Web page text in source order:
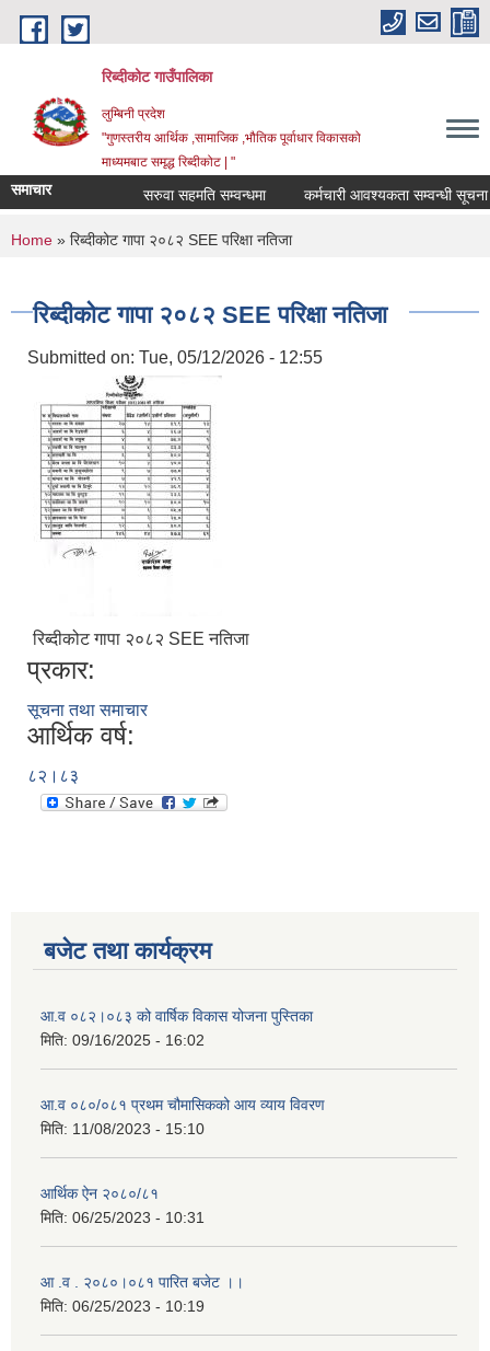
Skip to main content
रिब्दीकोट गाउँपालिका
लुम्बिनी प्रदेश
"गुणस्तरीय आर्थिक ,सामाजिक ,भौतिक पूर्वाधार विकासको
माध्यमबाट समृद्ध रिब्दीकोट | "
समाचार सरुवा सहमति सम्वन्धमा कर्मचारी आवश्यकता सम्वन्धी सूचना
You are here
Home » रिब्दीकोट गापा २०८२ SEE परिक्षा नतिजा
रिब्दीकोट गापा २०८२ SEE परिक्षा नतिजा
Submitted on: Tue, 05/12/2026 - 12:55
रिब्दीकोट गापा २०८२ SEE नतिजा
प्रकार:
सूचना तथा समाचार
आर्थिक वर्ष:
८२।८३
बजेट तथा कार्यक्रम
आ.व ०८२।०८३ को वार्षिक विकास योजना पुस्तिका
मिति: 09/16/2025 - 16:02
आ.व ०८०/०८१ प्रथम चौमासिकको आय व्याय विवरण
मिति: 11/08/2023 - 15:10
आर्थिक ऐन २०८०/८१
मिति: 06/25/2023 - 10:31
आ .व . २०८०।०८१ पारित बजेट ।।
मिति: 06/25/2023 - 10:19